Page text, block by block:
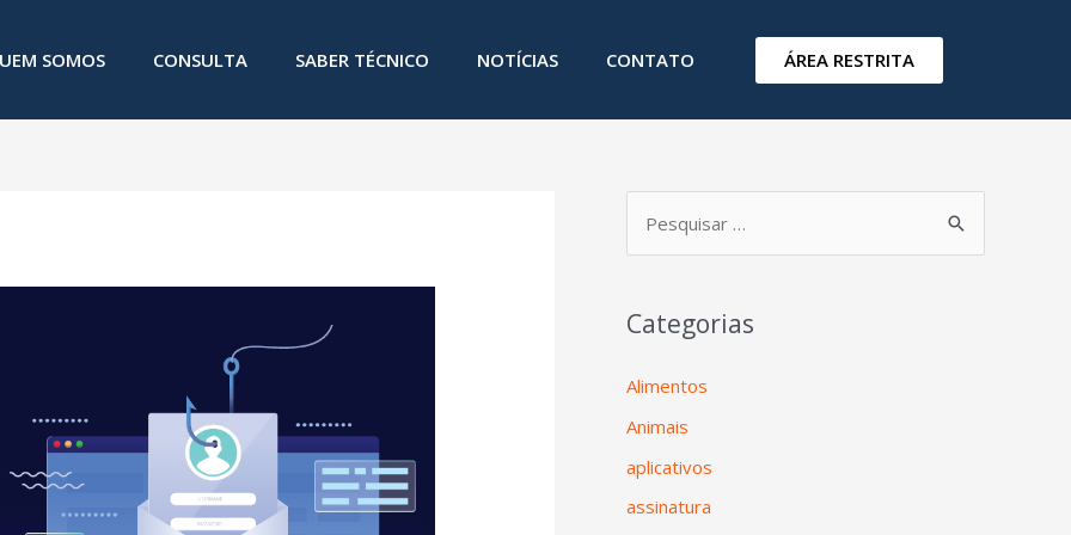
SOMOS CONSULTA SABER TÉCNICO NOTÍCIAS CONTATO ÁREA RESTRITA
Categorias
Alimentos
Animais
aplicativos
assinatura